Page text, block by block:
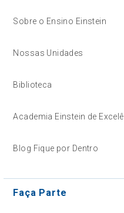
Sobre o Ensino Einstein
Nossas Unidades
Biblioteca
Academia Einstein de
Blog Fique por Dentro
Faça Parte